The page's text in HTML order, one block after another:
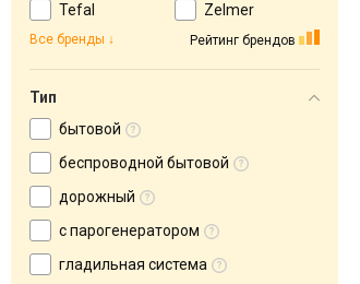
Tefal
Zelmer
Рейтинг брендов
Все бренды
Тип
бытовой
беспроводной бытовой
дорожный
с парогенератором
гладильная система